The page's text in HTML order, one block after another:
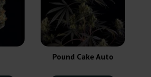
Pound Cake Auto